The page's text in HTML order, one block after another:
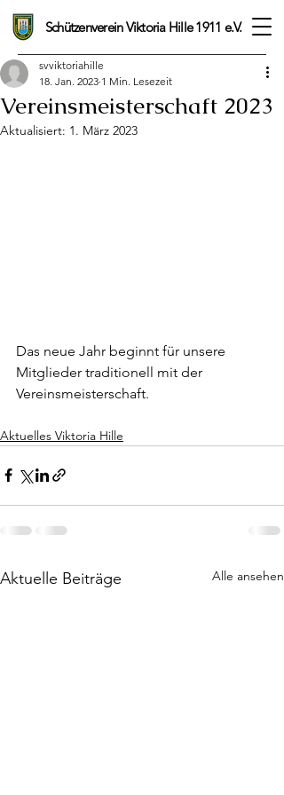
Schützenverein Viktoria Hille 1911 e.V.
Vereinsmeisterschaft 2023
svviktoriahille
18. Jan. 2023 1 Min. Lesezeit
Aktualisiert: 1. März 2023
Das neue Jahr beginnt für unsere
Mitglieder traditionell mit der
Vereinsmeisterschaft.
Aktuelles Viktoria Hille
Aktuelle Beiträge Alle ansehen